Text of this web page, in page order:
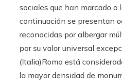
sociales que han marcado a
continuación se presentan
reconocidas por albergar
por su valor universal
(Italia)Roma está
la mayor densidad de